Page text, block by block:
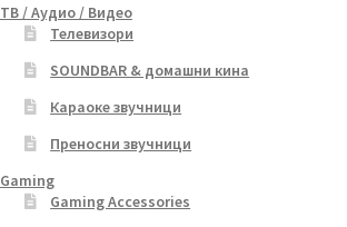
ТВ / Аудио / Видео
Телевизори
SOUNDBAR & домашни кина
Караоке звучници
Преносни звучници
Gaming
Gaming Accessories